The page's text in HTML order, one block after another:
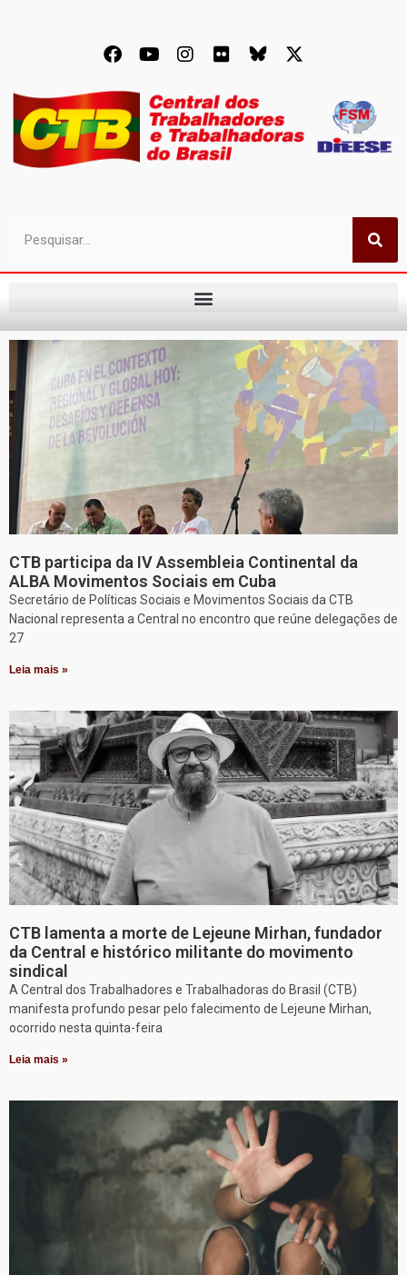
CTB participa da IV Assembleia Continental da
ALBA Movimentos Sociais em Cuba
Secretário de Políticas Sociais e Movimentos Sociais da CTB
Nacional representa a Central no encontro que reúne delegações de
27
Leia mais »
CTB lamenta a morte de Lejeune Mirhan, fundador
da Central e histórico militante do movimento
sindical
A Central dos Trabalhadores e Trabalhadoras do Brasil (CTB)
manifesta profundo pesar pelo falecimento de Lejeune Mirhan,
ocorrido nesta quinta-feira
Leia mais »